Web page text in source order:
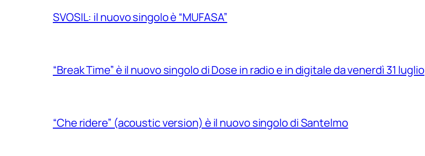
SVOSIL: il nuovo singolo è “MUFASA”
“Break Time” è il nuovo singolo di Dose in radio e in digitale da venerdì 31 luglio
“Che ridere” (acoustic version) è il nuovo singolo di Santelmo